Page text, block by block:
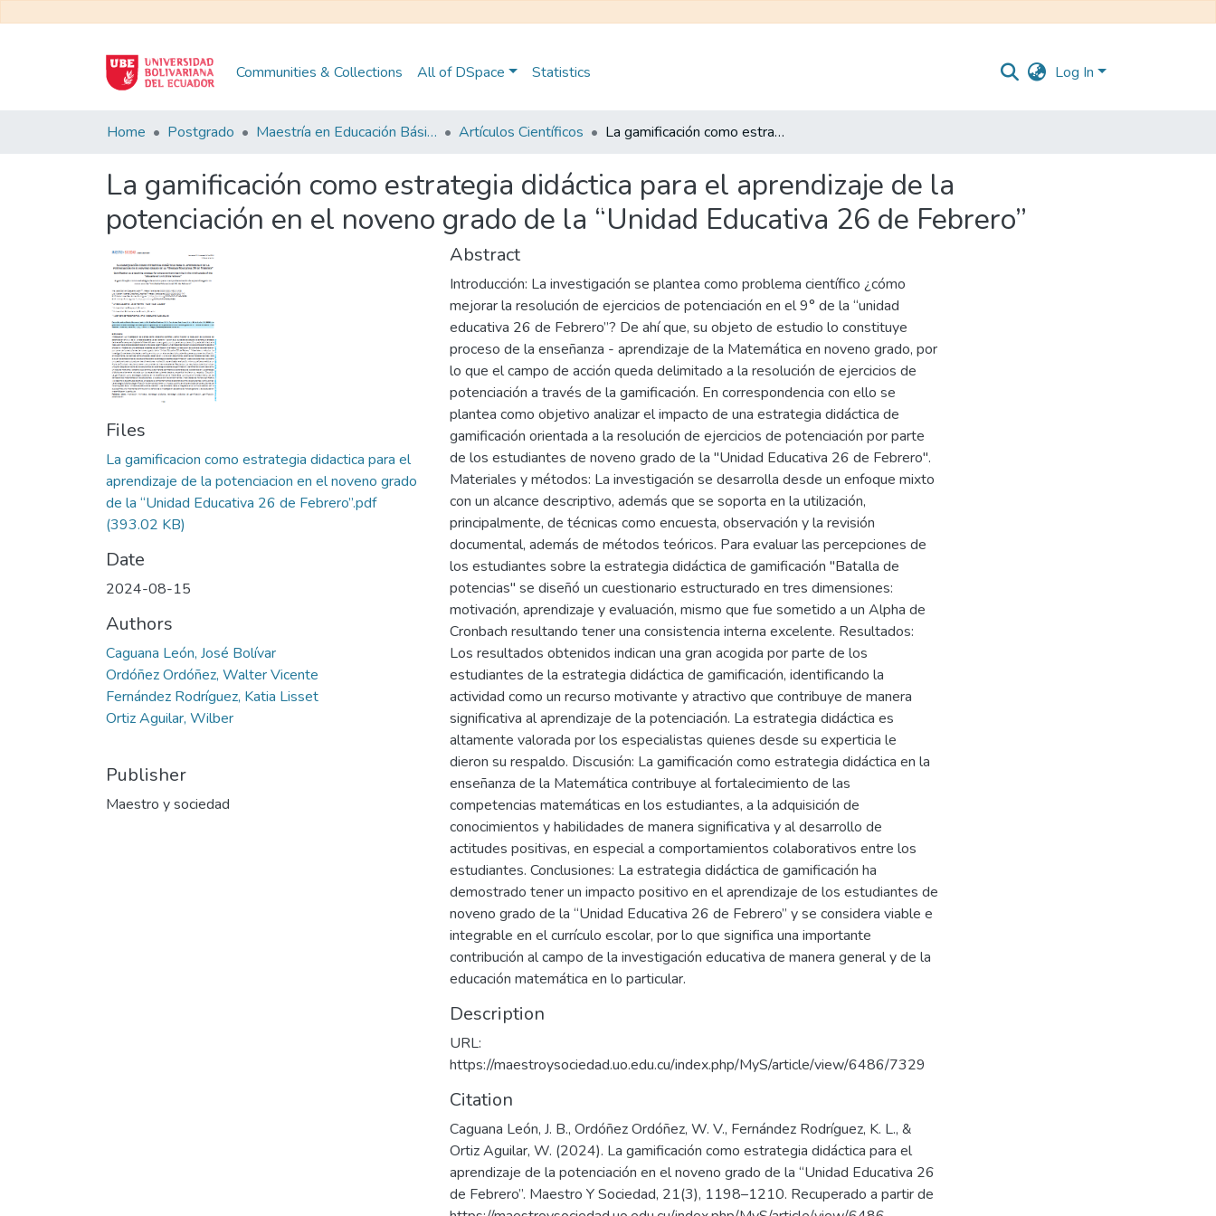
Communities & Collections All of DSpace Statistics Log In
Home Postgrado Maestría en Educación Básica Artículos Científicos La gamificación como estrategia didáctica para el aprendizaje de la potenciación en el noveno grado de la “Unidad Educativa 26 de Febrero”
La gamificación como estrategia didáctica para el aprendizaje de la
potenciación en el noveno grado de la “Unidad Educativa 26 de Febrero”
Files
La gamificacion como estrategia didactica para el
aprendizaje de la potenciacion en el noveno grado
de la “Unidad Educativa 26 de Febrero”.pdf
(393.02 KB)
Date
2024-08-15
Authors
Caguana León, José Bolívar
Ordóñez Ordóñez, Walter Vicente
Fernández Rodríguez, Katia Lisset
Ortiz Aguilar, Wilber
Publisher
Maestro y sociedad
Abstract
Introducción: La investigación se plantea como problema científico ¿cómo
mejorar la resolución de ejercicios de potenciación en el 9° de la “unidad
educativa 26 de Febrero”? De ahí que, su objeto de estudio lo constituye
proceso de la enseñanza - aprendizaje de la Matemática en noveno grado, por
lo que el campo de acción queda delimitado a la resolución de ejercicios de
potenciación a través de la gamificación. En correspondencia con ello se
plantea como objetivo analizar el impacto de una estrategia didáctica de
gamificación orientada a la resolución de ejercicios de potenciación por parte
de los estudiantes de noveno grado de la "Unidad Educativa 26 de Febrero".
Materiales y métodos: La investigación se desarrolla desde un enfoque mixto
con un alcance descriptivo, además que se soporta en la utilización,
principalmente, de técnicas como encuesta, observación y la revisión
documental, además de métodos teóricos. Para evaluar las percepciones de
los estudiantes sobre la estrategia didáctica de gamificación "Batalla de
potencias" se diseñó un cuestionario estructurado en tres dimensiones:
motivación, aprendizaje y evaluación, mismo que fue sometido a un Alpha de
Cronbach resultando tener una consistencia interna excelente. Resultados:
Los resultados obtenidos indican una gran acogida por parte de los
estudiantes de la estrategia didáctica de gamificación, identificando la
actividad como un recurso motivante y atractivo que contribuye de manera
significativa al aprendizaje de la potenciación. La estrategia didáctica es
altamente valorada por los especialistas quienes desde su experticia le
dieron su respaldo. Discusión: La gamificación como estrategia didáctica en la
enseñanza de la Matemática contribuye al fortalecimiento de las
competencias matemáticas en los estudiantes, a la adquisición de
conocimientos y habilidades de manera significativa y al desarrollo de
actitudes positivas, en especial a comportamientos colaborativos entre los
estudiantes. Conclusiones: La estrategia didáctica de gamificación ha
demostrado tener un impacto positivo en el aprendizaje de los estudiantes de
noveno grado de la “Unidad Educativa 26 de Febrero” y se considera viable e
integrable en el currículo escolar, por lo que significa una importante
contribución al campo de la investigación educativa de manera general y de la
educación matemática en lo particular.
Description
URL:
https://maestroysociedad.uo.edu.cu/index.php/MyS/article/view/6486/7329
Citation
Caguana León, J. B., Ordóñez Ordóñez, W. V., Fernández Rodríguez, K. L., &
Ortiz Aguilar, W. (2024). La gamificación como estrategia didáctica para el
aprendizaje de la potenciación en el noveno grado de la “Unidad Educativa 26
de Febrero”. Maestro Y Sociedad, 21(3), 1198–1210. Recuperado a partir de